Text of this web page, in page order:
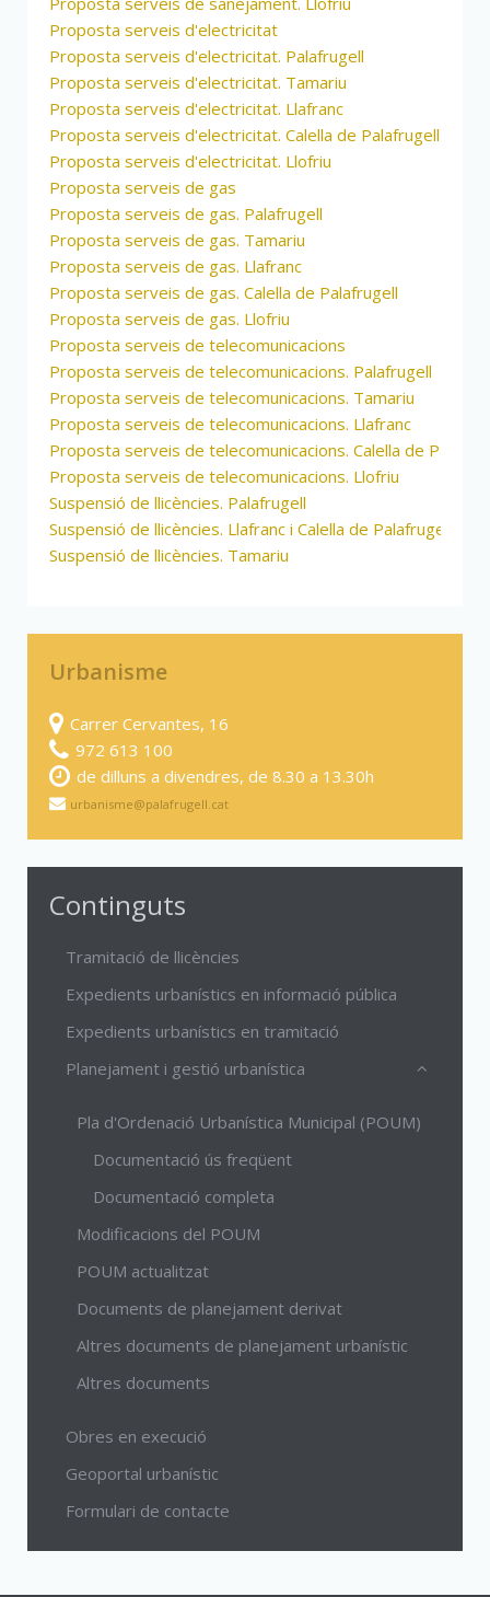
Proposta serveis d'electricitat
Proposta serveis d'electricitat. Palafrugell
Proposta serveis d'electricitat. Tamariu
Proposta serveis d'electricitat. Llafranc
Proposta serveis d'electricitat. Calella de Palafrugell
Proposta serveis d'electricitat. Llofriu
Proposta serveis de gas
Proposta serveis de gas. Palafrugell
Proposta serveis de gas. Tamariu
Proposta serveis de gas. Llafranc
Proposta serveis de gas. Calella de Palafrugell
Proposta serveis de gas. Llofriu
Proposta serveis de telecomunicacions
Proposta serveis de telecomunicacions. Palafrugell
Proposta serveis de telecomunicacions. Tamariu
Proposta serveis de telecomunicacions. Llafranc
Proposta serveis de telecomunicacions. Calella de
Proposta serveis de telecomunicacions. Llofriu
Suspensió de llicències. Palafrugell
Suspensió de llicències. Llafranc i Calella de Palafrugell
Suspensió de llicències. Tamariu
Urbanisme
Carrer Cervantes, 16
972 613 100
de dilluns a divendres, de 8.30 a 13.30h
urbanisme@palafrugell.cat
Continguts
Tramitació de llicències
Expedients urbanístics en informació pública
Expedients urbanístics en tramitació
Planejament i gestió urbanística
Pla d'Ordenació Urbanística Municipal (POUM)
Documentació ús freqüent
Documentació completa
Modificacions del POUM
POUM actualitzat
Documents de planejament derivat
Altres documents de planejament urbanístic
Altres documents
Obres en execució
Geoportal urbanístic
Formulari de contacte